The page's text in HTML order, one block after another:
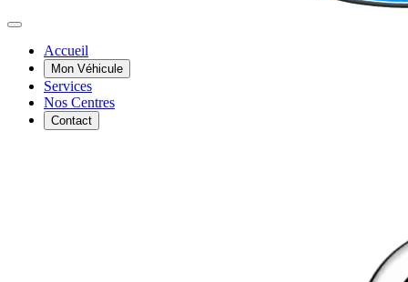
Accueil
Mon Véhicule
Services
Nos Centres
Contact